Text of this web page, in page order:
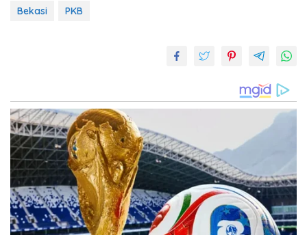
Bekasi PKB